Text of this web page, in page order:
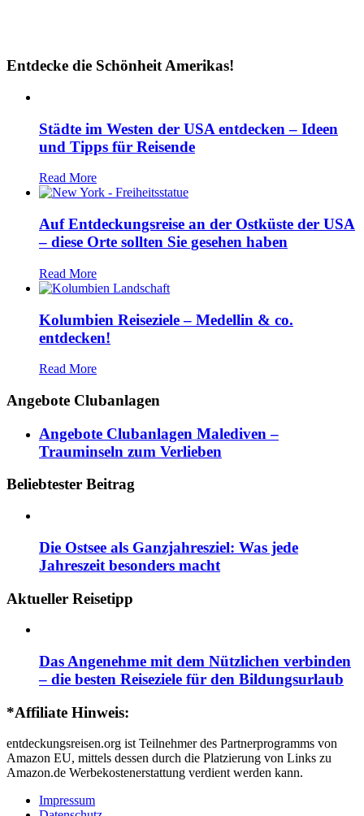
Entdecke die Schönheit Amerikas!
Städte im Westen der USA entdecken – Ideen
und Tipps für Reisende
Read More
Auf Entdeckungsreise an der Ostküste der USA
– diese Orte sollten Sie gesehen haben
Read More
Kolumbien Reiseziele – Medellin & co.
entdecken!
Read More
Angebote Clubanlagen
Angebote Clubanlagen Malediven –
Trauminseln zum Verlieben
Beliebtester Beitrag
Die Ostsee als Ganzjahresziel: Was jede
Jahreszeit besonders macht
Aktueller Reisetipp
Das Angenehme mit dem Nützlichen verbinden
– die besten Reiseziele für den Bildungsurlaub
*Affiliate Hinweis:
entdeckungsreisen.org ist Teilnehmer des Partnerprogramms von
Amazon EU, mittels dessen durch die Platzierung von Links zu
Amazon.de Werbekostenerstattung verdient werden kann.
Impressum